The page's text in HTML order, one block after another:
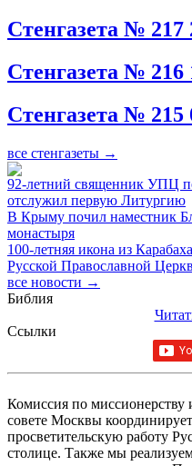
Стенгазета № 217
Стенгазета № 216
Стенгазета № 215
все стенгазеты →
92-летний священник УПЦ
отслужил первую Литургию
В Крыму почил наместник
монастыря
100-летняя икона из
Русской Православной
все новости →
Библия
Ссылки
Комиссия по миссионерству
совете Москвы
просветительскую работу
столице. Также мы